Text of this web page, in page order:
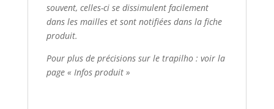
souvent, celles-ci se dissimulent facilement
dans les mailles et sont notifiées dans la fiche
produit.
Pour plus de précisions sur le trapilho : voir la
page « Infos produit »